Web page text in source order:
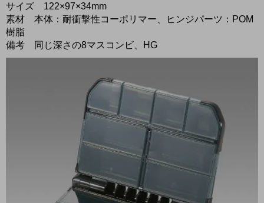
サイズ 122×97×34mm
素材 本体：耐衝撃性コーポリマー、ヒンジパーツ：POM
樹脂
備考 同じ深さの8マスコンビ、HG